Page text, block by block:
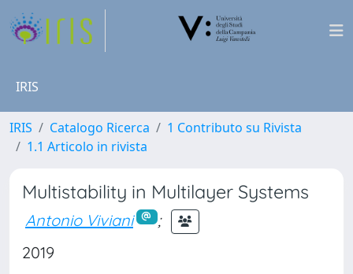
IRIS
IRIS Catalogo Ricerca
1 Contributo su Rivista
1.1 Articolo in rivista
Multistability in Multilayer Systems
Antonio Viviani
;
2019